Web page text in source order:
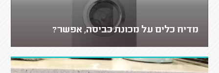
מדיח כלים על מכונת כביסה, אפשר?